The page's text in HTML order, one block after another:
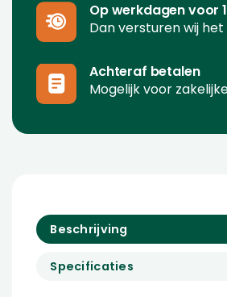
Op werkdagen voor
Dan versturen wij
Achteraf betalen
Mogelijk voor
Beschrijving
Specificaties